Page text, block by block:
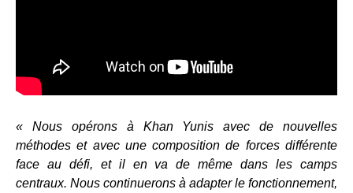
« Nous opérons à Khan Yunis avec de nouvelles
méthodes et avec une composition de forces différente
face au défi, et il en va de même dans les camps
centraux. Nous continuerons à adapter le fonctionnement,